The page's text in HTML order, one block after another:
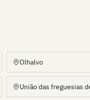
Olhalvo